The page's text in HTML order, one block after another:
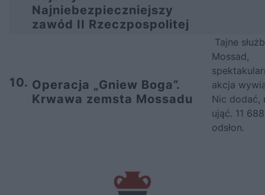
Najniebezpieczniejszy
zawód II Rzeczpospolitej
10. Operacja „Gniew Boga”.
Krwawa zemsta Mossadu
Tajne
Mossad,
akcja
Nic dodać,
ująć. 11 688
odsłon.